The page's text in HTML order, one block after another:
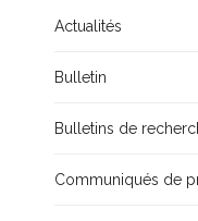
Actualités
Bulletin
Bulletins de
Communiqués de